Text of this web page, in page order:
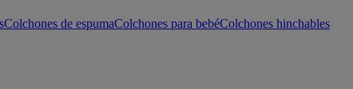
Colchones de espumaColchones para bebéColchones hinchables